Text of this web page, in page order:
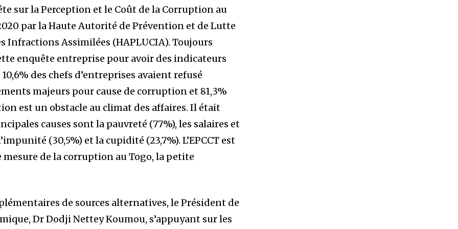
sur la Perception et le Coût de la Corruption au
par la Haute Autorité de Prévention et de Lutte
Infractions Assimilées (HAPLUCIA). Toujours
enquête entreprise pour avoir des indicateurs
des chefs d’entreprises avaient refusé
majeurs pour cause de corruption et 81,3%
est un obstacle au climat des affaires. Il était
causes sont la pauvreté (77%), les salaires et
(30,5%) et la cupidité (23,7%). L’EPCCT est
de la corruption au Togo, la petite
de sources alternatives, le Président de
Dr Dodji Nettey Koumou, s’appuyant sur les